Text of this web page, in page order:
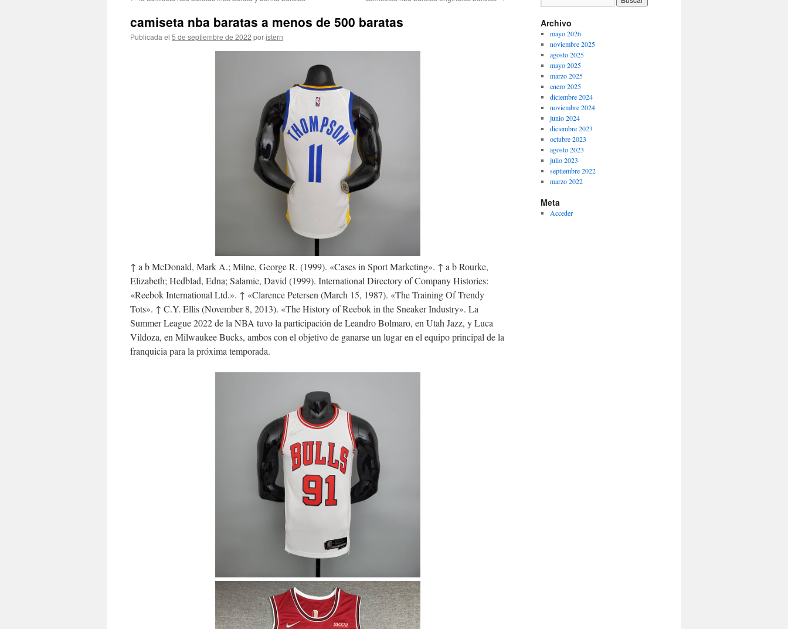
contenido
camiseta nba baratas a menos de 500 baratas
Publicada el 5 de septiembre de 2022 poristern
↑ a b McDonald, Mark A.; Milne, George R. (1999). «Cases in Sport Marketing». ↑ a b Rourke,
Elizabeth; Hedblad, Edna; Salamie, David (1999). International Directory of Company Histories:
«Reebok International Ltd.». ↑ «Clarence Petersen (March 15, 1987). «The Training Of Trendy
Tots». ↑ C.Y. Ellis (November 8, 2013). «The History of Reebok in the Sneaker Industry». La
Summer League 2022 de la NBA tuvo la participación de Leandro Bolmaro, en Utah Jazz, y Luca
Vildoza, en Milwaukee Bucks, ambos con el objetivo de ganarse un lugar en el equipo principal de la
franquicia para la próxima temporada.
Archivo
mayo 2026
noviembre 2025
agosto 2025
mayo 2025
marzo 2025
enero 2025
diciembre 2024
noviembre 2024
junio 2024
diciembre 2023
octubre 2023
agosto 2023
julio 2023
septiembre 2022
marzo 2022
Meta
Acceder